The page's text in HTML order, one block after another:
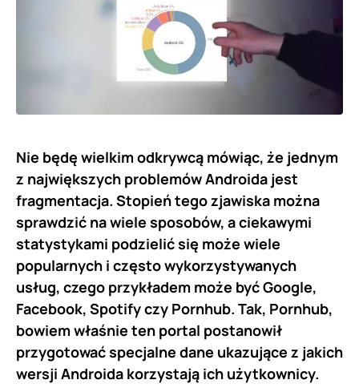
Nie będę wielkim odkrywcą mówiąc, że jednym
z największych problemów Androida jest
fragmentacja. Stopień tego zjawiska można
sprawdzić na wiele sposobów, a ciekawymi
statystykami podzielić się może wiele
popularnych i często wykorzystywanych
usług, czego przykładem może być Google,
Facebook, Spotify czy Pornhub. Tak, Pornhub,
bowiem właśnie ten portal postanowił
przygotować specjalne dane ukazujące z jakich
wersji Androida korzystają ich użytkownicy.